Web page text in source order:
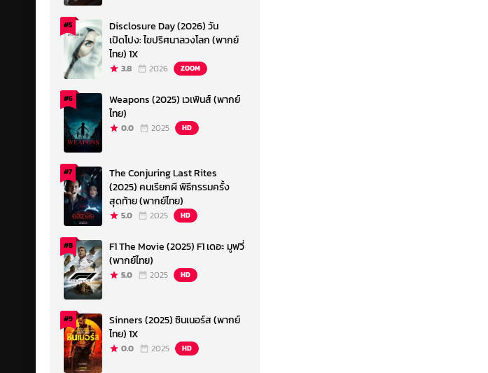
#5
Disclosure Day (2026) วัน
เปิดโปง: ไขปริศนาลวงโลก (พากย์
ไทย) 1X
3.8 2026 ZOOM
#6
Weapons (2025) เวเพินส์ (พากย์
ไทย)
0.0 2025 HD
#7
The Conjuring Last Rites
(2025) คนเรียกผี พิธีกรรมครั้ง
สุดท้าย (พากย์ไทย)
5.0 2025 HD
#8
F1 The Movie (2025) F1 เดอะ มูฟวี่
(พากย์ไทย)
5.0 2025 HD
#9
Sinners (2025) ซินเนอร์ส (พากย์
ไทย) 1X
0.0 2025 HD